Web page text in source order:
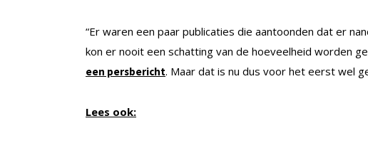
“Er waren een paar publicaties die aantoonden dat er
kon er nooit een schatting van de hoeveelheid worden
een persbericht. Maar dat is nu dus voor het eerst wel
Lees ook: